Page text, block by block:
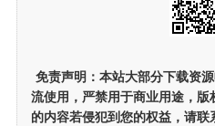
免责声明： 本站大部分下载资
流使用，严禁用于商业用途，
的内容若侵犯到您的权益，请